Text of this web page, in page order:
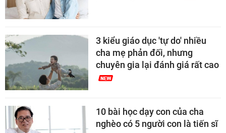
3 kiểu giáo dục 'tự do' nhiều
cha mẹ phản đối, nhưng
chuyên gia lại đánh giá rất cao
10 bài học dạy con của cha
nghèo có 5 người con là tiến sĩ